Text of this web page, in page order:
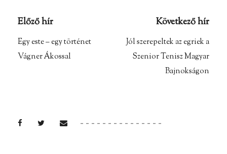
Előző hír
Egy este – egy történet
Vágner Ákossal
Következő hír
Jól szerepeltek az egriek a
Szenior Tenisz Magyar
Bajnokságon